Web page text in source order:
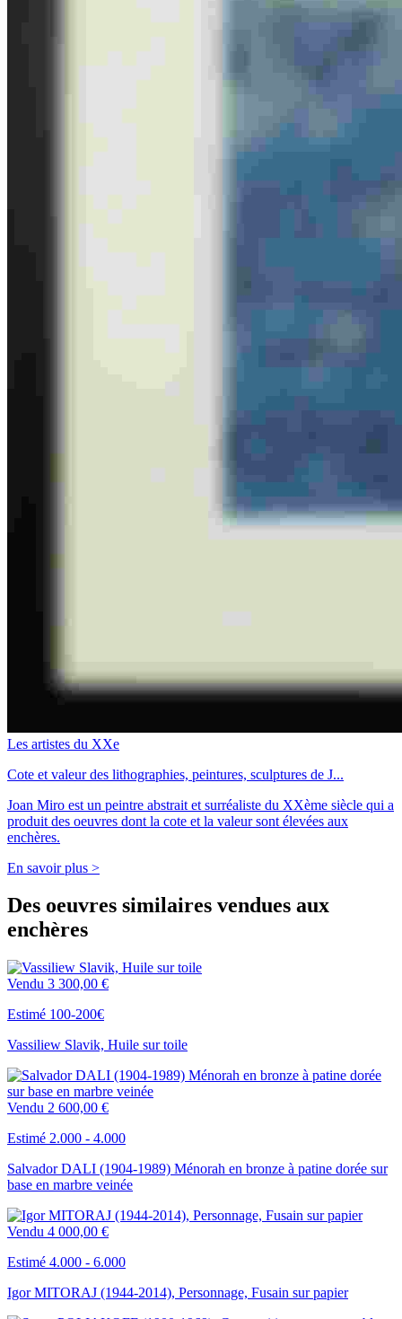
Les artistes du XXe
Cote et valeur des lithographies, peintures, sculptures de J...
Joan Miro est un peintre abstrait et surréaliste du XXème siècle qui a
produit des oeuvres dont la cote et la valeur sont élevées aux
enchères.
En savoir plus >
Des oeuvres similaires vendues aux
enchères
Vendu 3 300,00 €
Estimé 100-200€
Vassiliew Slavik, Huile sur toile
Vendu 2 600,00 €
Estimé 2.000 - 4.000
Salvador DALI (1904-1989) Ménorah en bronze à patine dorée sur
base en marbre veinée
Vendu 4 000,00 €
Estimé 4.000 - 6.000
Igor MITORAJ (1944-2014), Personnage, Fusain sur papier